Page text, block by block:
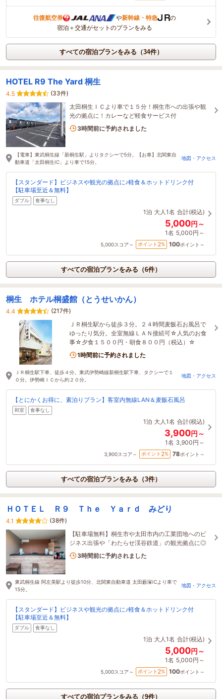
往復航空券 や新幹線・特急
の
宿泊＋交通がセットのプランをみる
すべての宿泊プランをみる（34件）
HOTEL R9 The Yard 桐生
4.5
(33件)
太田桐生ＩＣより車で１５分！桐生市への出張や観
光の拠点に！カレーなど軽食サービス付
1名がこの宿を見ています
3時間前に予約されました
【電車】東武桐生線「新桐生駅」よりタクシーで5分。【お車】北関東自
動車道「太田桐生IC」より車で15分。
地図・アクセス
【スタンダード】ビジネスや観光の拠点に♪軽食＆ホットドリンク付
【駐車場至近＆無料】
ダブル 食事なし
1泊 大人1名 合計(税込)
5,000円～
1名 5,000円～
5,000スコア～ ポイント 2% 100ポイント～
すべての宿泊プランをみる（6件）
桐生 ホテル桐盛館（とうせいかん）
4.4
(217件)
ＪＲ桐生駅から徒歩３分。２４時間麦飯石お風呂で
ゆったり気分。全室無線ＬＡＮ接続可☆人気のお食
事☆夕食１５００円・朝食８００円（税込）☆
1時間前に予約されました
ＪＲ桐生駅下車、徒歩４分。東武伊勢崎線新桐生駅下車、タクシーで１
０分。伊勢崎ＩＣから約２０分。
地図・アクセス
【とにかくお得に、素泊りプラン】客室内無線LAN＆麦飯石風呂
和室 食事なし
1泊 大人1名 合計(税込)
3,900円～
1名 3,900円～
3,900スコア～ ポイント 2% 78ポイント～
すべての宿泊プランをみる（3件）
ＨＯＴＥＬ Ｒ９ Ｔｈｅ Ｙａｒｄ みどり
4.1
(38件)
【駐車場無料】桐生市や太田市内の工業団地へのビ
ジネス出張や「わたらせ渓谷鉄道」の観光拠点に◎
1名がこの宿を見ています
3時間前に予約されました
東武桐生線 阿左美駅より徒歩10分、北関東自動車道 太田藪塚ICより車で
15分。
地図・アクセス
【スタンダード】ビジネスや観光の拠点に♪軽食＆ホットドリンク付
【駐車場至近＆無料】
ダブル 食事なし
1泊 大人1名 合計(税込)
5,000円～
1名 5,000円～
5,000スコア～ ポイント 2% 100ポイント～
すべての宿泊プランをみる（9件）